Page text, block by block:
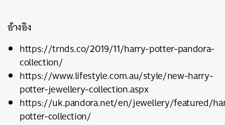
อ้างอิง
https://trnds.co/2019/11/harry-potter-pandora-
collection/
https://www.lifestyle.com.au/style/new-harry-
potter-jewellery-collection.aspx
https://uk.pandora.net/en/jewellery/featured/
potter-collection/